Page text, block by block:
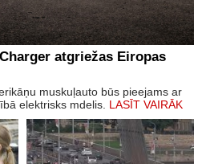
atgriežas Eiropas
muskuļauto būs pieejams ar
elektrisks mdelis. LASĪT VAIRĀK